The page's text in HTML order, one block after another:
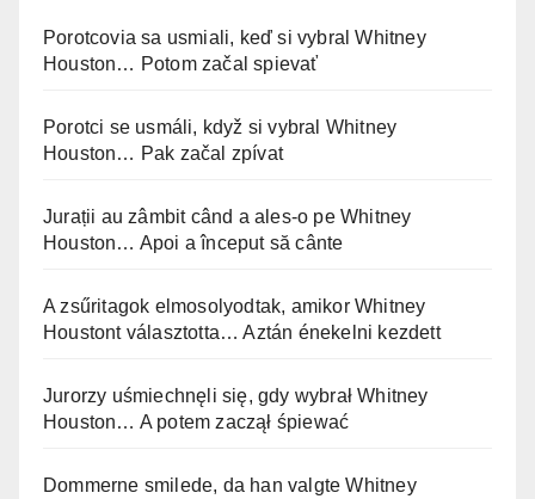
Porotcovia sa usmiali, keď si vybral Whitney
Houston… Potom začal spievať
Porotci se usmáli, když si vybral Whitney
Houston… Pak začal zpívat
Jurații au zâmbit când a ales-o pe Whitney
Houston… Apoi a început să cânte
A zsűritagok elmosolyodtak, amikor Whitney
Houstont választotta… Aztán énekelni kezdett
Jurorzy uśmiechnęli się, gdy wybrał Whitney
Houston… A potem zaczął śpiewać
Dommerne smilede, da han valgte Whitney